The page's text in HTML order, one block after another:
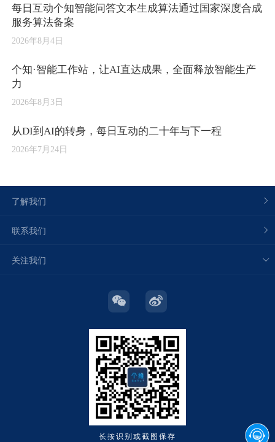
每日互动个知智能问答文本生成算法通过国家深度合成
服务算法备案
2026年8月4日
个知·智能工作站，让AI直达成果，全面释放智能生产
力
2026年8月3日
从DI到AI的转身，每日互动的二十年与下一程
2026年7月24日
了解我们
联系我们
关注我们
长按识别或截图保存